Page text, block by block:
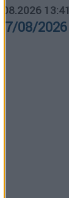
13:41
07/08/2026